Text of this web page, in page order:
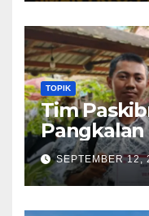
TOPIK
Tim
Pangkalan
Upacara
SEPTEMBER